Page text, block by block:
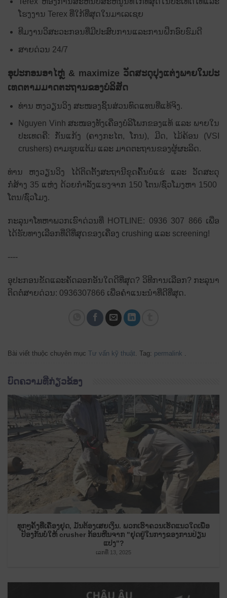
ໂຮງງານ Terex ທີ່ໃກ້ທີ່ສຸດໃນມາເລເຊຍ
ທີມງານວິສະວະກອນທີ່ມີປະສົບການແລະການຝຶກອົບຮົມດີ
ສາຍດ່ວນ 24/7
ອຸ​ປະ​ກອນ​ອາ​ໄຫຼ່ & maximize ວັດ​ສະ​ດຸ​ປຸງ​ແຕ່ງ​ພາຍ​ໃນ​ປະ​
ເທດ​ຕາມ​ມາດ​ຕະ​ຖານ​ຂອງ​ບໍ​ລິ​ສັດ​
ທ່ານ ຫງວຽນ​ວິງ ສະໜອງ​ຊິ້ນ​ສ່ວນ​ທົດ​ແທນ​ທີ່​ແທ້​ຈິງ.
Nguyen Vinh ສະໜອງທັງເຄື່ອງບໍລິໂພກຂອງແທ້ ແລະ ພາຍໃນ
ປະເທດຄື: ກັ່ນແກ້ງ (ຄາງກະໄຕ, ໂກນ), ມີດ, ໄມ້ຄ້ອນ (VSI
crushers) ຕາມຮູບແຕ້ມ ແລະ ມາດຕະຖານຂອງຜູ້ຜະລິດ.
ທ່ານ ຫງວຽນ​ວິງ ​ໄດ້​ຕິດ​ຕັ້ງ​ສະ​ຖາ​ນີ​ຂຸດ​ຄົ້ນ​ບໍ່​ແຮ່ ​ແລະ ວັດ​ສະ​ດຸ​
ກໍ່ສ້າງ 35 ​ແຫ່ງ ດ້ວຍ​ກຳລັງ​ແຮງ​ຈາກ 150 ​ໂຕນ/ຊົ່ວ​ໂມງ​ຫາ 1500 ​
ໂຕນ/ຊົ່ວ​ໂມງ.
ກະລຸນາໂທຫາພວກເຮົາດ່ວນທີ່ HOTLINE: 0936 307 866 ເພື່ອ
ໄດ້ຮັບທາງເລືອກທີ່ດີທີ່ສຸດຂອງເຄື່ອງ crushing ແລະ screening!
----
ອຸປະກອນຂັດແລະຄັດລອກອັນໃດດີທີ່ສຸດ? ວິທີການເລືອກ? ກະລຸນາ
ຕິດຕໍ່ສາຍດ່ວນ: 0936307866 ເພື່ອຄໍາແນະນໍາທີ່ດີທີ່ສຸດ.
Bài viết thuộc chuyên mục Tư vấn kỹ thuật. Tag: permalink .
ບົດຄວາມທີ່ກ່ຽວຂ້ອງ
ທຸກໆຄັ້ງທີ່ເຄື່ອງຢຸດ, ມັນຕ້ອງເສຍເງິນ. ພວກ​ເຮົາ​ຄວນ​ເຮັດ​ແນວ​ໃດ​ເພື່ອ​
ປ້ອງ​ກັນ​ບໍ່​ໃຫ້ crusher ກ້ອນ​ຫີນ​ຈາກ "ຢຸດ​ຢູ່​ໃນ​ກາງ​ຂອງ​ການ​ປ່ຽນ​
ແປງ​"​?
ເລກທີ່ 13, 2025